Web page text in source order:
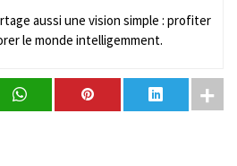
aussi une vision simple : profiter
le monde intelligemment.